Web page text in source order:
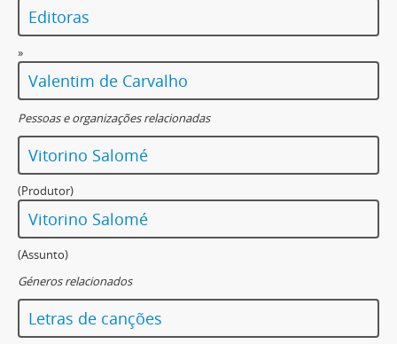
Editoras
»
Valentim de Carvalho
Pessoas e organizações relacionadas
Vitorino Salomé
(Produtor)
Vitorino Salomé
(Assunto)
Géneros relacionados
Letras de canções